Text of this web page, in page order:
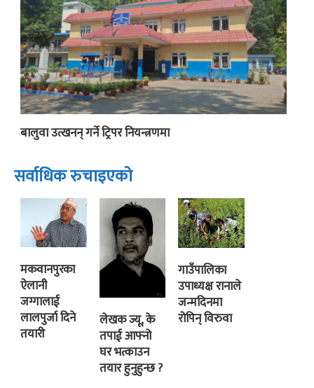
बालुवा उत्खनन् गर्ने ट्रिपर नियन्त्रणमा
सर्वाधिक रुचाइएको
मकवानपुरका
ऐलानी
जग्गालाई
लालपुर्जा दिने
तयारी
लेखक ज्यू, के
तपाई आफ्नो
घर भत्काउन
तयार हुनुहुन्छ ?
गाउँपालिका
उपाध्यक्ष रानाले
जन्मदिनमा
रोपिन् विरुवा